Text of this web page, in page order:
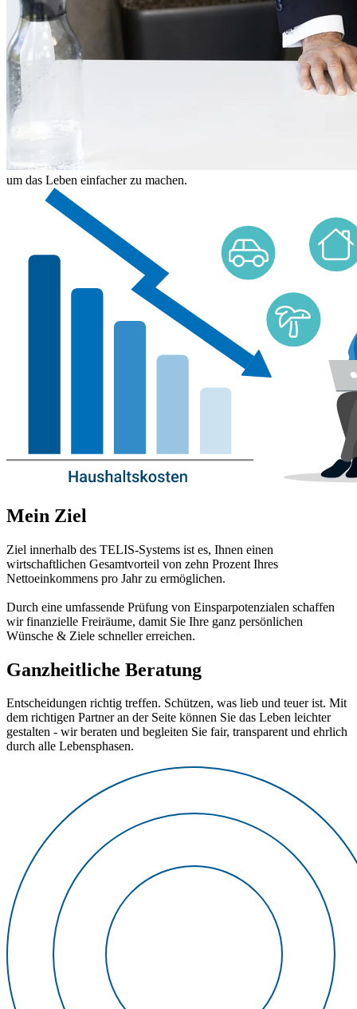
um das Leben einfacher zu machen.
Mein Ziel
Ziel innerhalb des TELIS-Systems ist es, Ihnen einen
wirtschaftlichen Gesamtvorteil von zehn Prozent Ihres
Nettoeinkommens pro Jahr zu ermöglichen.
Durch eine umfassende Prüfung von Einsparpotenzialen schaffen
wir finanzielle Freiräume, damit Sie Ihre ganz persönlichen
Wünsche & Ziele schneller erreichen.
Ganzheitliche Beratung
Entscheidungen richtig treffen. Schützen, was lieb und teuer ist. Mit
dem richtigen Partner an der Seite können Sie das Leben leichter
gestalten - wir beraten und begleiten Sie fair, transparent und ehrlich
durch alle Lebensphasen.